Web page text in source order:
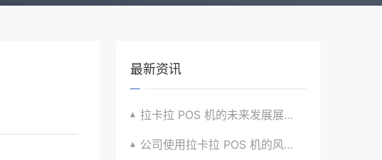
最新资讯
拉卡拉 POS 机的未来发展展望与战略规划
公司使用拉卡拉 POS 机的风险评估与应对